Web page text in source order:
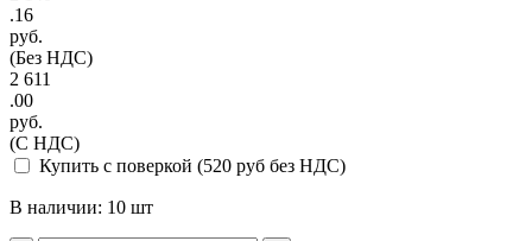
.16
руб.
(Без НДС)
2 611
.00
руб.
(С НДС)
Купить с поверкой (520 руб без НДС)
В наличии: 10 шт